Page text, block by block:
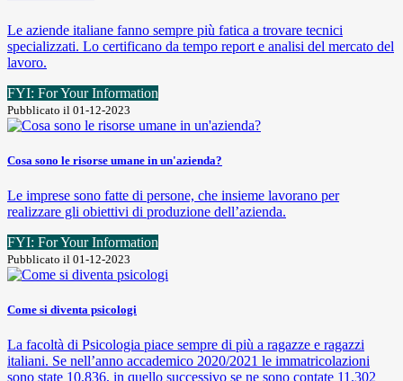
Le aziende italiane fanno sempre più fatica a trovare tecnici
specializzati. Lo certificano da tempo report e analisi del mercato del
lavoro.
FYI: For Your Information
Pubblicato il 01-12-2023
Cosa sono le risorse umane in un'azienda?
Le imprese sono fatte di persone, che insieme lavorano per
realizzare gli obiettivi di produzione dell’azienda.
FYI: For Your Information
Pubblicato il 01-12-2023
Come si diventa psicologi
La facoltà di Psicologia piace sempre di più a ragazze e ragazzi
italiani. Se nell’anno accademico 2020/2021 le immatricolazioni
sono state 10.836, in quello successivo se ne sono contate 11.302